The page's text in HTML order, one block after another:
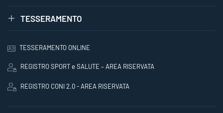
TESSERAMENTO
TESSERAMENTO ONLINE
REGISTRO SPORT e SALUTE – AREA RISERVATA
REGISTRO CONI 2.0 - AREA RISERVATA